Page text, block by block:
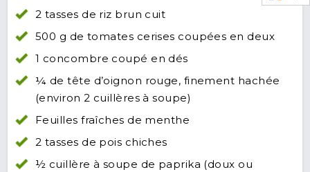
2 tasses de riz brun cuit
500 g de tomates cerises coupées en deux
1 concombre coupé en dés
¼ de tête d’oignon rouge, finement hachée
(environ 2 cuillères à soupe)
Feuilles fraîches de menthe
2 tasses de pois chiches
½ cuillère à soupe de paprika (doux ou